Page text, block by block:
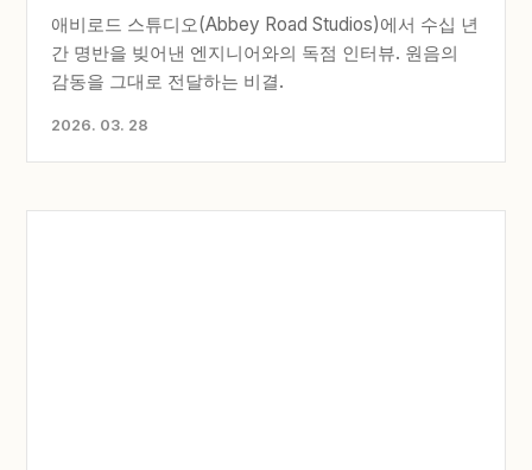
애비로드 스튜디오(Abbey Road Studios)에서 수십 년
간 명반을 빚어낸 엔지니어와의 독점 인터뷰. 원음의
감동을 그대로 전달하는 비결.
2026. 03. 28